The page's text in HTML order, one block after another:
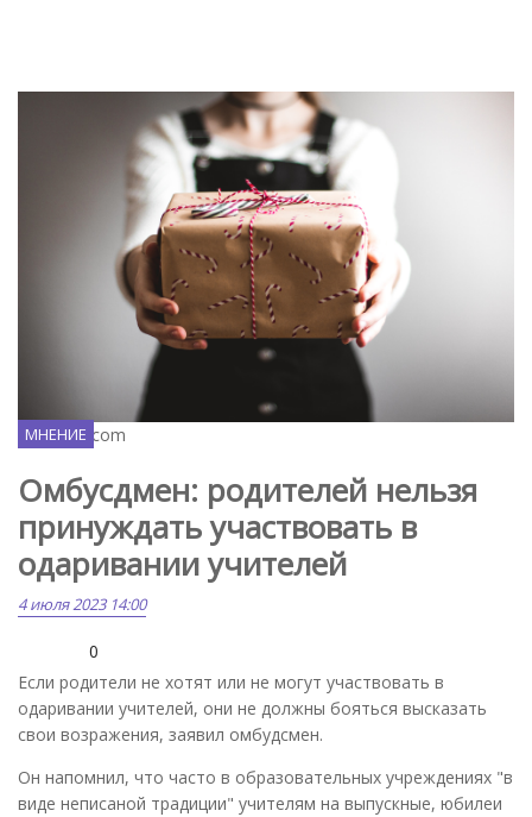
Unsplash.com
МНЕНИЕ
Омбусдмен: родителей нельзя
принуждать участвовать в
одаривании учителей
4 июля 2023 14:00
0
Если родители не хотят или не могут участвовать в
одаривании учителей, они не должны бояться высказать
свои возражения, заявил омбудсмен.
Он напомнил, что часто в образовательных учреждениях "в
виде неписаной традиции" учителям на выпускные, юбилеи